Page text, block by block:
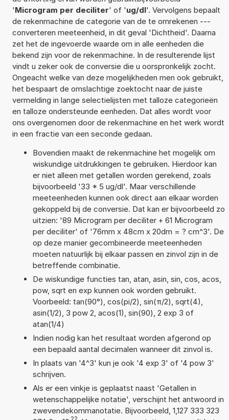
'Microgram per deciliter' of 'ug/dl'. Vervolgens bepaalt
de rekenmachine de categorie van de te omrekenen ---
converteren meeteenheid, in dit geval 'Dichtheid'. Daarna
zet het de ingevoerde waarde om in alle eenheden die
bekend zijn voor de rekenmachine. In de resulterende lijst
vindt u zeker ook de conversie die u oorspronkelijk zocht.
Ongeacht welke van deze mogelijkheden men ook gebruikt,
het bespaart de omslachtige zoektocht naar de juiste
vermelding in lange selectielijsten met talloze categorieën
en talloze ondersteunde eenheden. Dat alles wordt voor
ons overgenomen door de rekenmachine en het werk wordt
in een fractie van een seconde gedaan.
Bovendien maakt de rekenmachine het mogelijk om
wiskundige uitdrukkingen te gebruiken. Hierdoor kan
er niet alleen met getallen worden gerekend, zoals
bijvoorbeeld '33 * 5 ug/dl'. Maar verschillende
meeteenheden kunnen ook direct aan elkaar worden
gekoppeld bij de conversie. Dat kan er bijvoorbeeld zo
uitzien: '89 Microgram per deciliter + 61 Microgram
per deciliter' of '76mm x 48cm x 20dm = ? cm^3'. De
op deze manier gecombineerde meeteenheden
moeten natuurlijk bij elkaar passen en zinvol zijn in de
betreffende combinatie.
De wiskundige functies tan, atan, asin, sin, cos, acos,
pow, sqrt en exp kunnen ook worden gebruikt.
Voorbeeld: tan(90°), cos(pi/2), sin(π/2), sqrt(4),
asin(1/2), 3 pow 2, acos(1), sin(90), 2 exp 3 of
atan(1/4)
Indien nodig kan het resultaat worden afgerond op
een bepaald aantal decimalen wanneer dit zinvol is.
In plaats van '4^3' kun je ook '4 exp 3' of '4 pow 3'
schrijven.
Als er een vinkje is geplaatst naast 'Getallen in
wetenschappelijke notatie', verschijnt het antwoord in
zwevendekommanotatie. Bijvoorbeeld, 1,127 333 323